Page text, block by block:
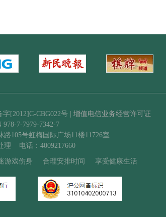
[2012]C-CBG022号 | 增值电信业务经营许可证
7-7979-7342-7
105号虹梅国际广场11楼11726室
理 电话：4009217660
游戏伤身 合理安排时间 享受健康生活